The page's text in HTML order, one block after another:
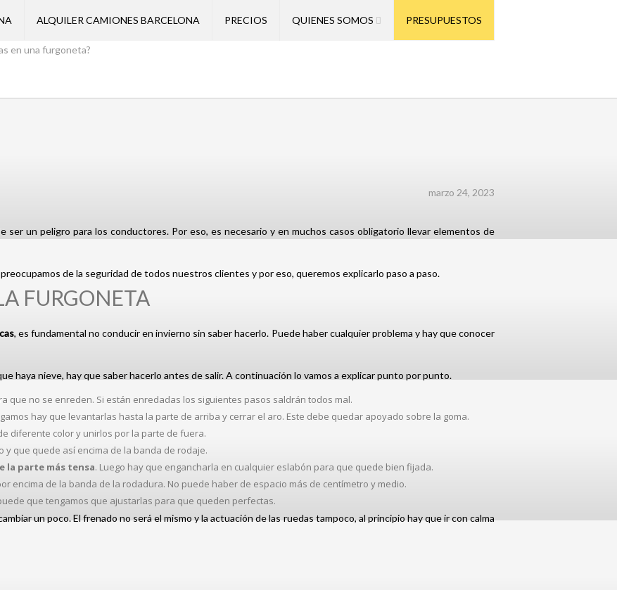
ALQUILER CAMIONES BARCELONA PRECIOS QUIENES SOMOS PRESUPUESTOS
en una furgoneta?
marzo 24, 2023
ser un peligro para los conductores. Por eso, es necesario y en muchos casos obligatorio llevar elementos de
de la seguridad de todos nuestros clientes y por eso, queremos explicarlo paso a paso.
FURGONETA
, es fundamental no conducir en invierno sin saber hacerlo. Puede haber cualquier problema y hay que conocer
haya nieve, hay que saber hacerlo antes de salir. A continuación lo vamos a explicar punto por punto.
que no se enreden. Si están enredadas los siguientes pasos saldrán todos mal.
hay que levantarlas hasta la parte de arriba y cerrar el aro. Este debe quedar apoyado sobre la goma.
diferente color y unirlos por la parte de fuera.
que quede así encima de la banda de rodaje.
la parte más tensa. Luego hay que engancharla en cualquier eslabón para que quede bien fijada.
encima de la banda de la rodadura. No puede haber de espacio más de centímetro y medio.
que tengamos que ajustarlas para que queden perfectas.
un poco. El frenado no será el mismo y la actuación de las ruedas tampoco, al principio hay que ir con calma